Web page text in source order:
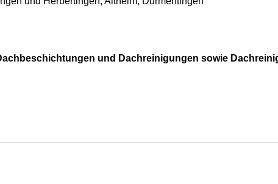
und Dachreinigungen sowie